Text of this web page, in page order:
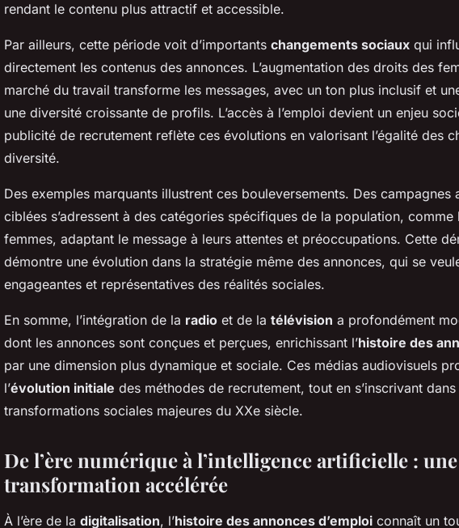
rendant le contenu plus attractif et accessible.
Par ailleurs, cette période voit d’importants changements sociaux qui
directement les contenus des annonces. L’augmentation des droits des
marché du travail transforme les messages, avec un ton plus inclusif et
une diversité croissante de profils. L’accès à l’emploi devient un enjeu
publicité de recrutement reflète ces évolutions en valorisant l’égalité des
diversité.
Des exemples marquants illustrent ces bouleversements. Des campagnes
ciblées s’adressent à des catégories spécifiques de la population, comme
femmes, adaptant le message à leurs attentes et préoccupations. Cette
démontre une évolution dans la stratégie même des annonces, qui se
engageantes et représentatives des réalités sociales.
En somme, l’intégration de la radio et de la télévision a profondément
dont les annonces sont conçues et perçues, enrichissant l’histoire des
par une dimension plus dynamique et sociale. Ces médias audiovisuels
l’évolution initiale des méthodes de recrutement, tout en s’inscrivant
transformations sociales majeures du XXe siècle.
De l’ère numérique à l’intelligence artificielle : une
transformation accélérée
À l’ère de la digitalisation, l’histoire des annonces d’emploi connaît un